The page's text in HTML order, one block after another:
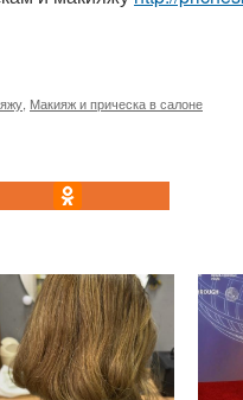
Макияж и прическа в салоне